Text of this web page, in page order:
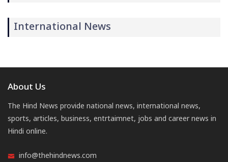
International News
About Us
The Hind News provide national news, international news,
sports, articles, business, entrtaimnet, jobs and career news in
Hindi online.
info@thehindnews.com